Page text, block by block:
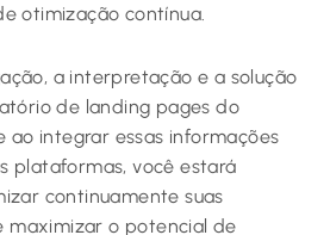
otimização contínua.
a interpretação e a solução
de landing pages do
ao integrar essas informações
plataformas, você estará
continuamente suas
maximizar o potencial de